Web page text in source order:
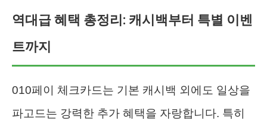
역대급 혜택 총정리: 캐시백부터 특별 이벤
트까지
010페이 체크카드는 기본 캐시백 외에도 일상을
파고드는 강력한 추가 혜택을 자랑합니다. 특히